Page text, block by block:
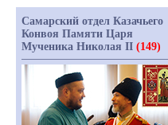
Самарский отдел Казачьего
Конвоя Памяти Царя
Мученика Николая II (149)